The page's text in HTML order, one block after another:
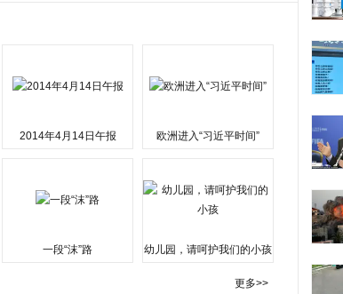
2014年4月14日午报 欧洲进入“习近平时间”
一段“沫”路 幼儿园，请呵护我们的小孩
更多>>